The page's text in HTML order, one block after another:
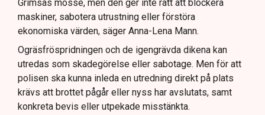
Grimsås mosse, men den ger inte rätt att blockera
maskiner, sabotera utrustning eller förstöra
ekonomiska värden, säger Anna-Lena Mann.
Ogräsfröspridningen och de igengrävda dikena kan
utredas som skadegörelse eller sabotage. Men för att
polisen ska kunna inleda en utredning direkt på plats
krävs att brottet pågår eller nyss har avslutats, samt
konkreta bevis eller utpekade misstänkta.